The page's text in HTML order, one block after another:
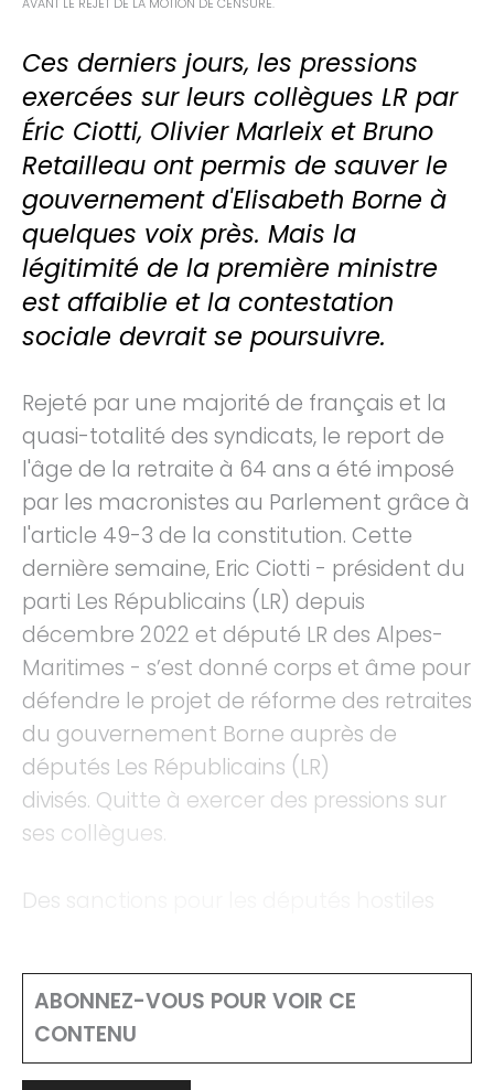
Ces derniers jours, les pressions
exercées sur leurs collègues LR par
Éric Ciotti, Olivier Marleix et Bruno
Retailleau ont permis de sauver le
gouvernement d'Elisabeth Borne à
quelques voix près. Mais la
légitimité de la première ministre
est affaiblie et la contestation
sociale devrait se poursuivre.
Rejeté par une majorité de français et la
quasi-totalité des syndicats, le report de
l'âge de la retraite à 64 ans a été imposé
par les macronistes au Parlement grâce à
l'article 49-3 de la constitution. Cette
dernière semaine, Eric Ciotti - président du
parti Les Républicains (LR) depuis
décembre 2022 et député LR des Alpes-
Maritimes - s’est donné corps et âme pour
défendre le projet de réforme des retraites
du gouvernement Borne auprès de
députés Les Républicains (LR)
divisés. Quitte à exercer des pressions sur
ses collègues.
Des sanctions pour les députés hostiles
ABONNEZ-VOUS POUR VOIR CE
CONTENU